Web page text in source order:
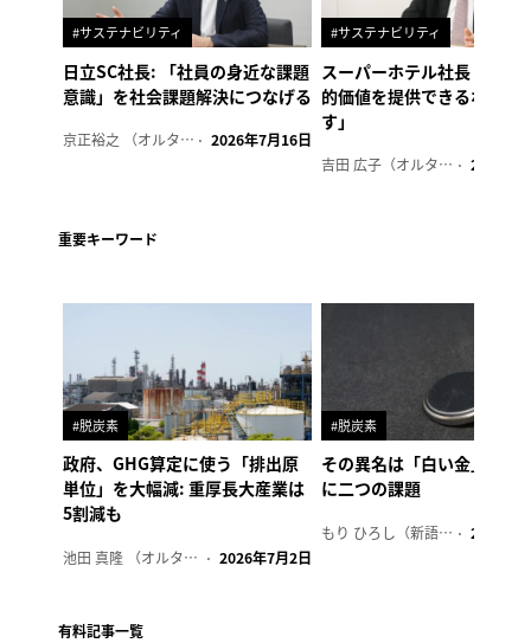
#サステナビリティ
日立SC社長: 「社員の身近な課題
意識」を社会課題解決につなげる
京正裕之 （オルタナ副編集長） 2026年7月16日
#サステナビリティ
スーパーホテル社長「地域
的価値を提供できるホテル
す」
吉田 広子（オルタナ輪番編集長） 2026年6
重要キーワード
#脱炭素
政府、GHG算定に使う「排出原
単位」を大幅減: 重厚長大産業は
5割減も
池田 真隆 （オルタナ輪番編集長） 2026年7月2日
#脱炭素
その異名は「白い金」、リ
に二つの課題
もり ひろし（新語ウォッチャー） 2023年7
有料記事一覧